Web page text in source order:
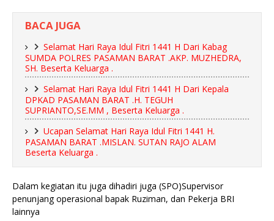
BACA JUGA
Selamat Hari Raya Idul Fitri 1441 H Dari Kabag
SUMDA POLRES PASAMAN BARAT .AKP. MUZHEDRA,
SH. Beserta Keluarga .
Selamat Hari Raya Idul Fitri 1441 H Dari Kepala
DPKAD PASAMAN BARAT .H. TEGUH
SUPRIANTO,SE.MM , Beserta Keluarga .
Ucapan Selamat Hari Raya Idul Fitri 1441 H.
PASAMAN BARAT .MISLAN. SUTAN RAJO ALAM
Beserta Keluarga .
Dalam kegiatan itu juga dihadiri juga (SPO)Supervisor
penunjang operasional bapak Ruziman, dan Pekerja BRI
lainnya